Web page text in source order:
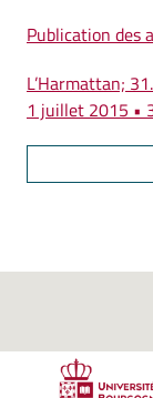
Publication des
L’Harmattan;
1 juillet 2015 •